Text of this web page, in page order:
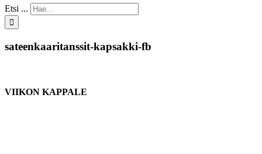
Etsi ...
sateenkaaritanssit-kapsakki-fb
VIIKON KAPPALE